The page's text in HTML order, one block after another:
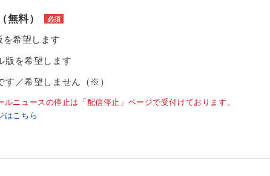
無料） 必須
を希望します
版を希望します
す／希望しません（※）
ルニュースの停止は「配信停止」ページで受付けております。
はこちら